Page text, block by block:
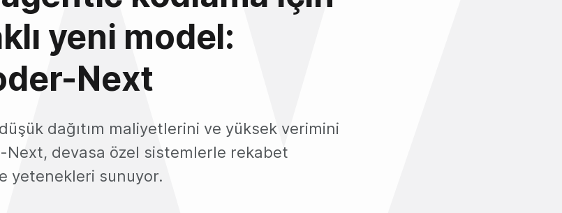
yeni model:
Next
dağıtım maliyetlerini ve yüksek verimini
Next, devasa özel sistemlerle rekabet
yetenekleri sunuyor.